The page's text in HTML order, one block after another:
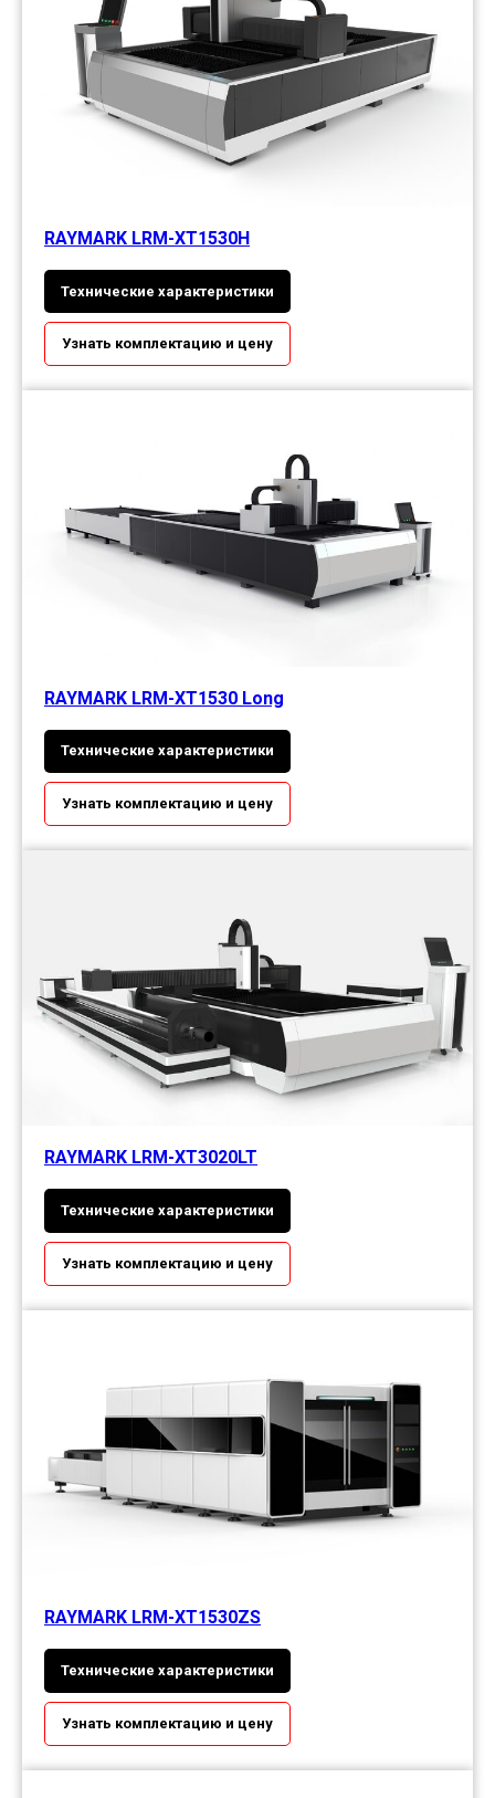
RAYMARK LRM-XT1530H
Технические характеристики
Узнать комплектацию и цену
RAYMARK LRM-XT1530 Long
Технические характеристики
Узнать комплектацию и цену
RAYMARK LRM-XT3020LT
Технические характеристики
Узнать комплектацию и цену
RAYMARK LRM-XT1530ZS
Технические характеристики
Узнать комплектацию и цену